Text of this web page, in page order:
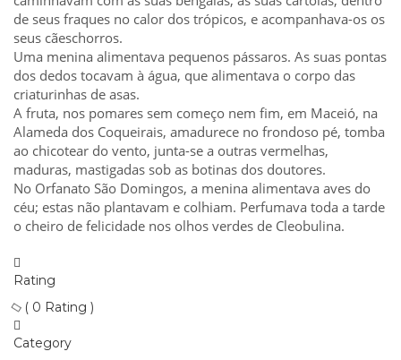
de seus fraques no calor dos trópicos, e acompanhava-os os
seus cãeschorros.
Uma menina alimentava pequenos pássaros. As suas pontas
dos dedos tocavam à água, que alimentava o corpo das
criaturinhas de asas.
A fruta, nos pomares sem começo nem fim, em Maceió, na
Alameda dos Coqueirais, amadurece no frondoso pé, tomba
ao chicotear do vento, junta-se a outras vermelhas,
maduras, mastigadas sob as botinas dos doutores.
No Orfanato São Domingos, a menina alimentava aves do
céu; estas não plantavam e colhiam. Perfumava toda a tarde
o cheiro de felicidade nos olhos verdes de Cleobulina.
Rating
( 0 Rating )
Category